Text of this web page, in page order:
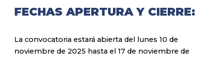
FECHAS APERTURA Y CIERRE:
La convocatoria estará abierta del lunes 10 de
noviembre de 2025 hasta el 17 de noviembre de